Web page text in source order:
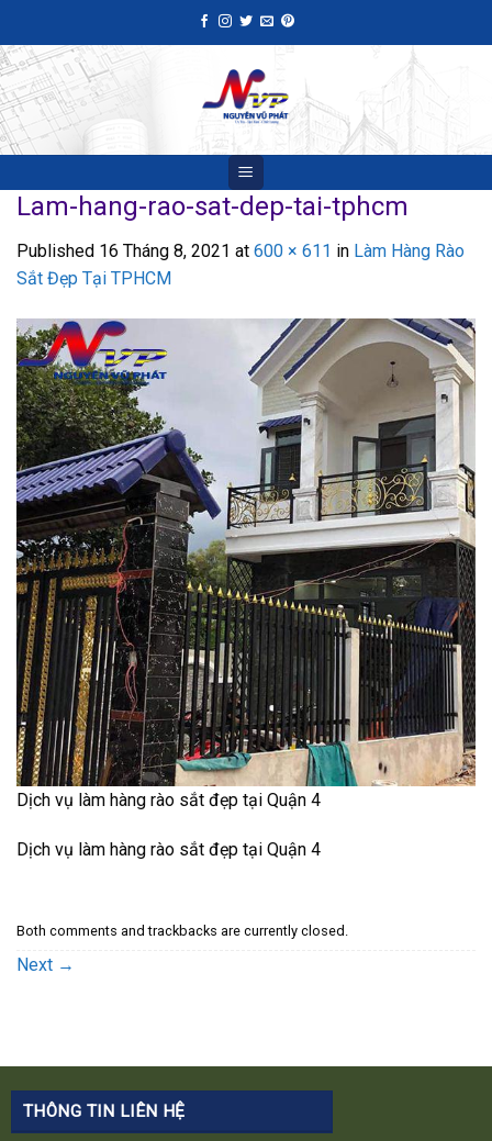
to
content
Lam-hang-rao-sat-dep-tai-tphcm
Published 16 Tháng 8, 2021 at 600 × 611 in Làm Hàng Rào
Sắt Đẹp Tại TPHCM
Dịch vụ làm hàng rào sắt đẹp tại Quận 4
Dịch vụ làm hàng rào sắt đẹp tại Quận 4
Both comments and trackbacks are currently closed.
Next →
THÔNG TIN LIÊN HỆ